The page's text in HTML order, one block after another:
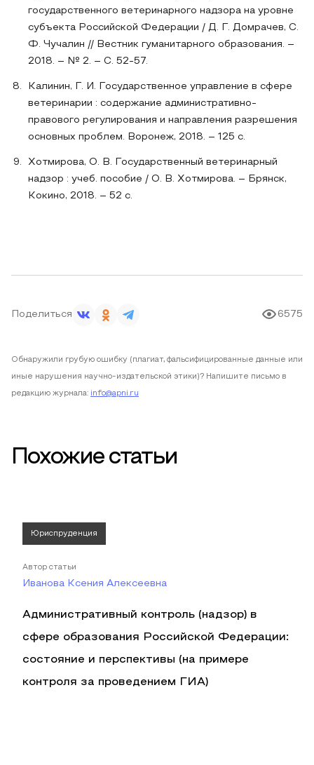
государственного ветеринарного надзора на уровне
субъекта Российской Федерации / Д. Г. Домрачев, С.
Ф. Чучалин // Вестник гуманитарного образования. –
2018. – № 2. – С. 52-57.
Калинин, Г. И. Государственное управление в сфере
ветеринарии : содержание административно-
правового регулирования и направления разрешения
основных проблем. Воронеж, 2018. – 125 с.
Хотмирова, О. В. Государственный ветеринарный
надзор : учеб. пособие / О. В. Хотмирова. – Брянск,
Кокино, 2018. – 52 с.
Поделиться 6575
Обнаружили грубую ошибку (плагиат, фальсифицированные данные или
иные нарушения научно-издательской этики)? Напишите письмо в
редакцию журнала: info@apni.ru
Похожие статьи
Юриспруденция
Автор статьи
Иванова Ксения Алексеевна
Административный контроль (надзор) в
сфере образования Российской Федерации:
состояние и перспективы (на примере
контроля за проведением ГИА)